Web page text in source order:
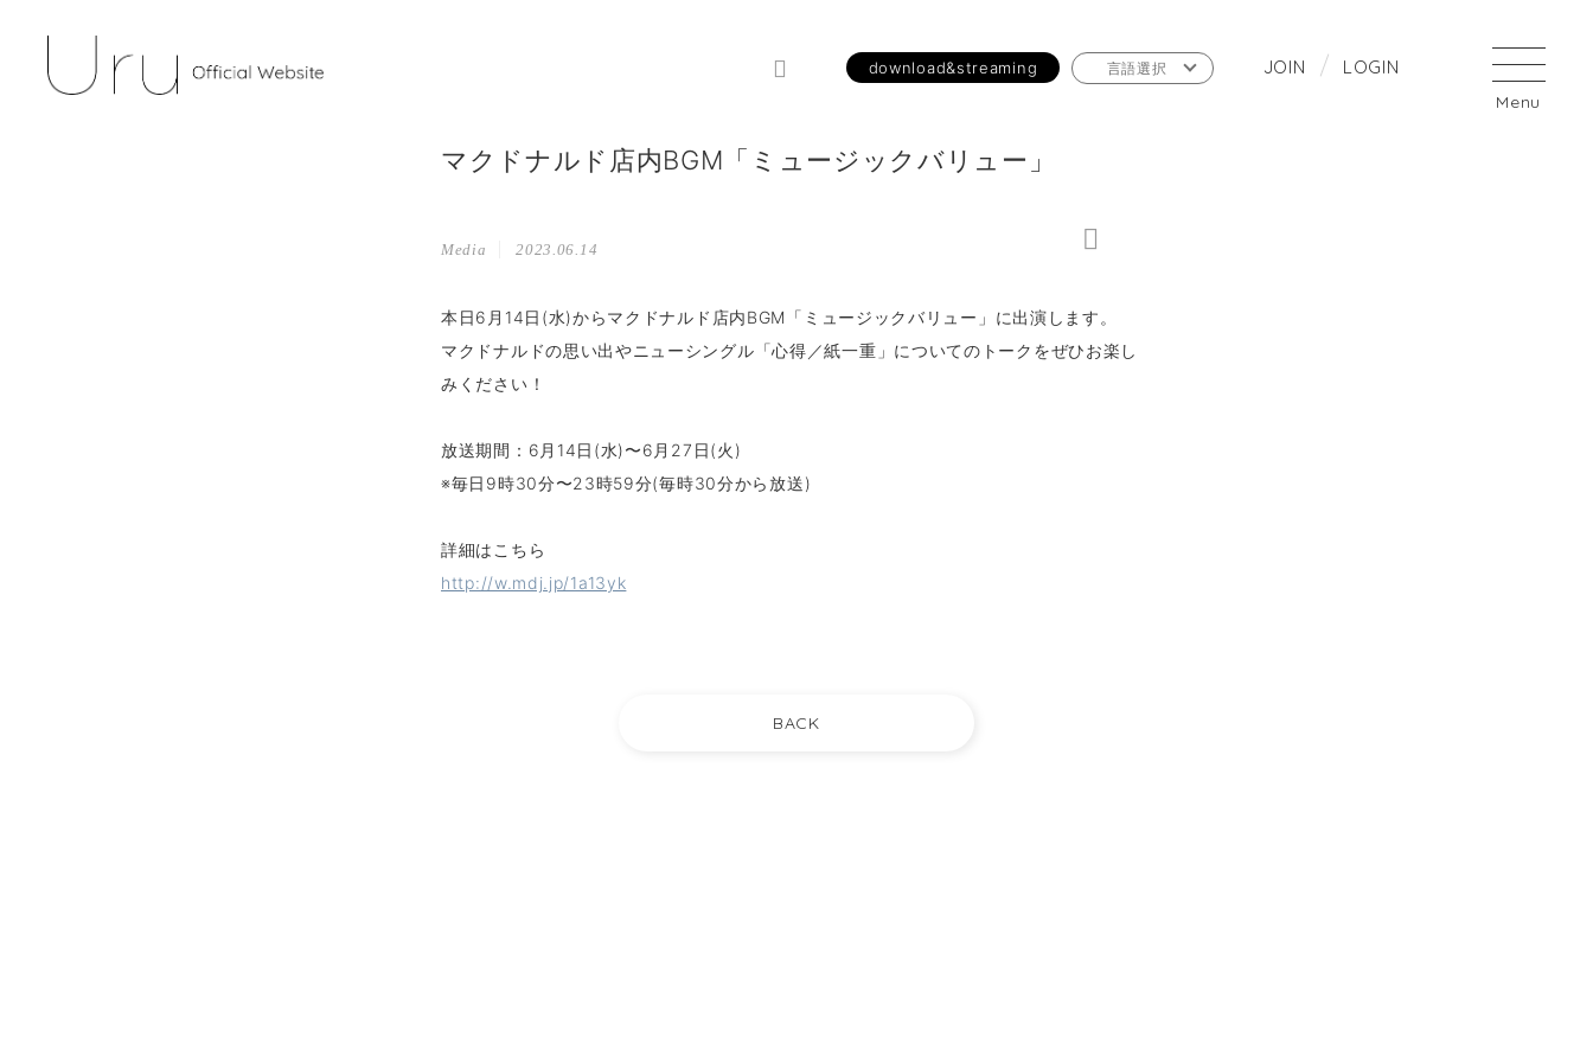
JOIN LOGIN
download&streaming 言語選択
マクドナルド店内BGM「ミュージックバリュー」
Media 2023.06.14
本日6月14日(水)からマクドナルド店内BGM「ミュージックバリュー」に出演します。
マクドナルドの思い出やニューシングル「心得／紙一重」についてのトークをぜひお楽し
みください！
放送期間：6月14日(水)〜6月27日(火)
※毎日9時30分〜23時59分(毎時30分から放送)
詳細はこちら
http://w.mdj.jp/1a13yk